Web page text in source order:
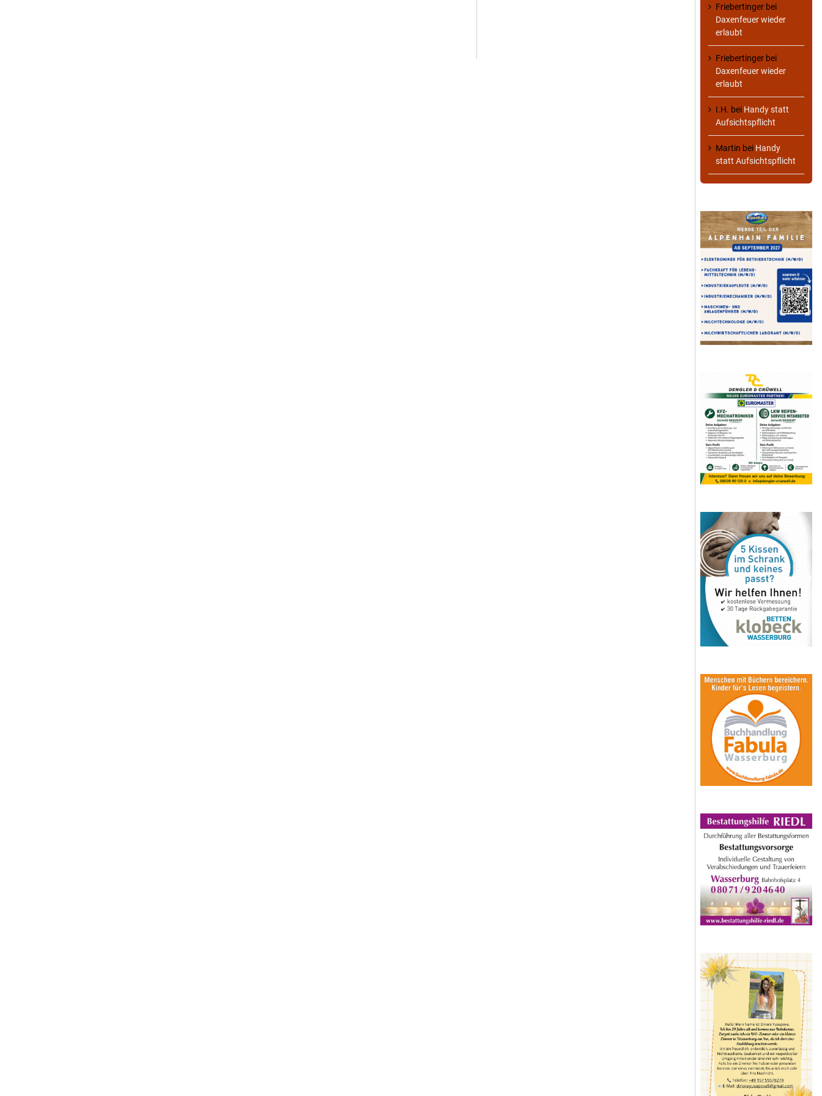
Friebertinger bei
Daxenfeuer wieder
erlaubt
Friebertinger bei
Daxenfeuer wieder
erlaubt
I.H. bei Handy statt
Aufsichtspflicht
Martin bei Handy
statt Aufsichtspflicht